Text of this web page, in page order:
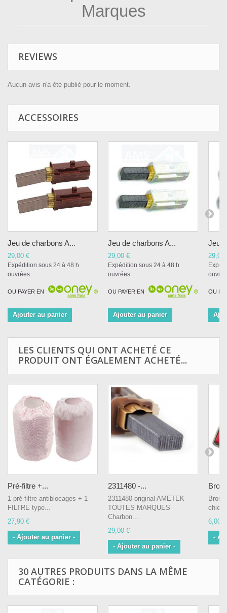
Marques
REVIEWS
Aucun avis n'a été publié pour le moment.
ACCESSOIRES
Jeu de charbons A...
29,00 €
Expédition sous 24 à 48 h
ouvrées
OU PAYER EN
Ajouter au panier
Jeu de charbons A...
29,00 €
Expédition sous 24 à 48 h
ouvrées
OU PAYER EN
Ajouter au panier
Jeu
29,00
OU
LES CLIENTS QUI ONT ACHETÉ CE
PRODUIT ONT ÉGALEMENT ACHETÉ...
Pré-filtre +...
1 pré-filtre antiblocages + 1
FILTRE type...
27,90 €
- Ajouter au panier -
2311480 -...
2311480 original AMETEK
TOUTES MARQUES
Charbon...
29,00 €
- Ajouter au panier -
6,00 €
-
30 AUTRES PRODUITS DANS LA MÊME
CATÉGORIE :